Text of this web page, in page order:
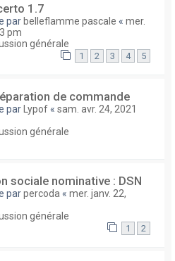
1.7
par belleflamme pascale « mer.
pm
générale
1 2 3 4 5
de commande
par Lypof « sam. avr. 24, 2021
générale
sociale nominative : DSN
parpercoda « mer. janv. 22,
générale
1 2